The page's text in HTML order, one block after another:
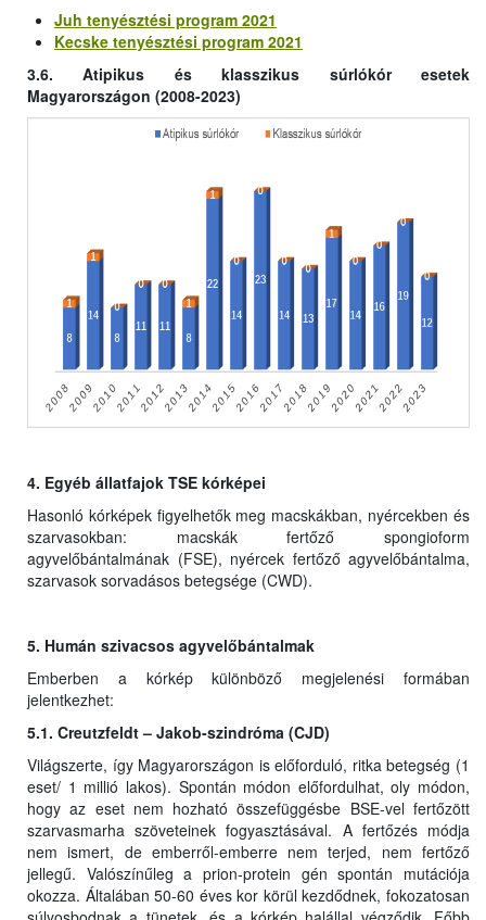
Juh tenyésztési program 2021
Kecske tenyésztési program 2021
3.6. Atipikus és klasszikus súrlókór esetek
Magyarországon (2008-2023)
4. Egyéb állatfajok TSE kórképei
Hasonló kórképek figyelhetők meg macskákban, nyércekben és
szarvasokban: macskák fertőző spongioform
agyvelőbántalmának (FSE), nyércek fertőző agyvelőbántalma,
szarvasok sorvadásos betegsége (CWD).
5. Humán szivacsos agyvelőbántalmak
Emberben a kórkép különböző megjelenési formában
jelentkezhet:
5.1. Creutzfeldt – Jakob-szindróma (CJD)
Világszerte, így Magyarországon is előforduló, ritka betegség (1
eset/ 1 millió lakos). Spontán módon előfordulhat, oly módon,
hogy az eset nem hozható összefüggésbe BSE-vel fertőzött
szarvasmarha szöveteinek fogyasztásával. A fertőzés módja
nem ismert, de emberről-emberre nem terjed, nem fertőző
jellegű. Valószínűleg a prion-protein gén spontán mutációja
okozza. Általában 50-60 éves kor körül kezdődnek, fokozatosan